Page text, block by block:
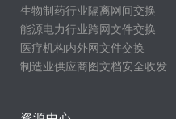
生物制药行业隔离网间交换
能源电力行业跨网文件交换
医疗机构内外网文件交换
制造业供应商图文档安全收发